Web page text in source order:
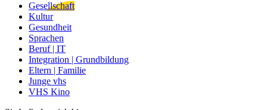
Gesellschaft
Kultur
Gesundheit
Sprachen
Beruf | IT
Integration | Grundbildung
Eltern | Familie
Junge vhs
VHS Kino